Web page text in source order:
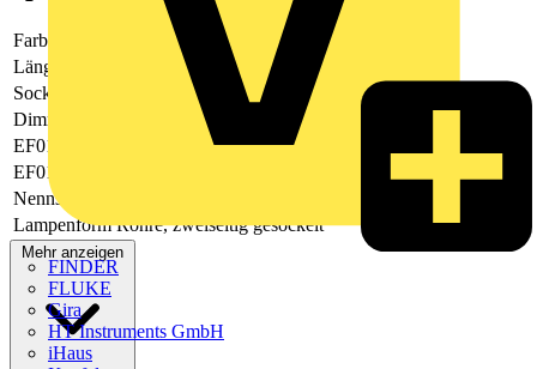
FINDER
FLUKE
Gira
HT Instruments GmbH
iHaus
Farbe
Länge
Sockel
Dimmbar
EF019085
EF019128
Nennstrom
Lampenform Röhre, zweiseitig gesockelt
Mehr anzeigen